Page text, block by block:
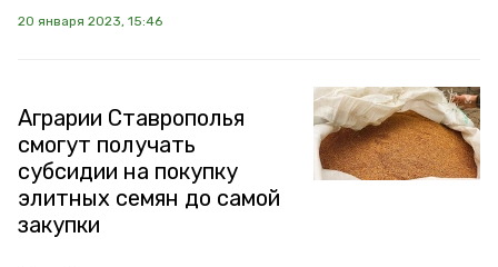
20 января 2023, 15:46
Аграрии Ставрополья
смогут получать
субсидии на покупку
элитных семян до самой
закупки